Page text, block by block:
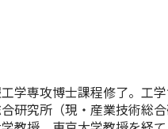
学専攻博士課程修了。工学
研究所（現・産業技術総